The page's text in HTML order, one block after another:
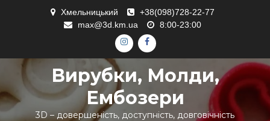
Хмельницький
+38(098)728-22-77
max@3d.km.ua
8:00-23:00
ІНСТАГРАМ
ФЕЙСБУК
Вирубки, Молди,
Ембозери
3D – довершеність, доступність, довговічність